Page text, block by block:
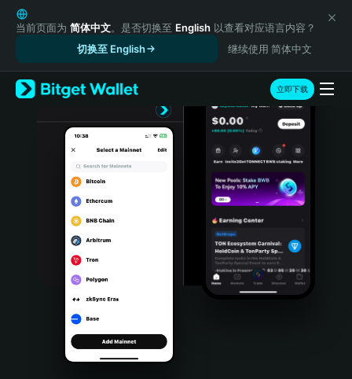
English
日本語
Русский
Español (Latinoamérica)
Türkçe
Português (Portugal)
Bahasa Indonesia
Português (Brasil)
Español (Argentina)
当前页面为 简体中文。是否切换至 English 以查看对应语言内容？
切换至 English
继续使用 简体中文
立即下载